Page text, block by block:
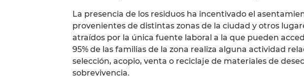
La presencia de los residuos ha incentivado el
provenientes de distintas zonas de la ciudad y otros
atraídos por la única fuente laboral a la que pueden
95% de las familias de la zona realiza alguna actividad
selección, acopio, venta o reciclaje de materiales de
sobrevivencia.